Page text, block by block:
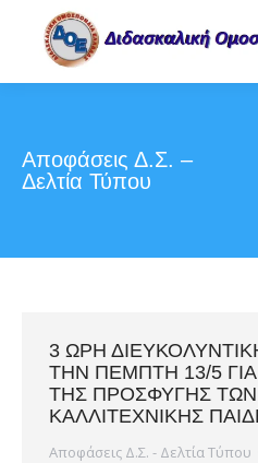
Αποφάσεις Δ.Σ. –
Δελτία Τύπου
3 ΩΡΗ
ΤΗΝ ΠΕΜΠΤΗ 13/5
ΤΗΣ ΠΡΟΣΦΥΓΗΣ ΤΩΝ
ΚΑΛΛΙΤΕΧΝΙΚΗΣ
Αποφάσεις Δ.Σ. - Δελτία Τύπου